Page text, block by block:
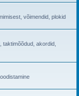
võimendid, plokid
taktimõõdud, akordid,